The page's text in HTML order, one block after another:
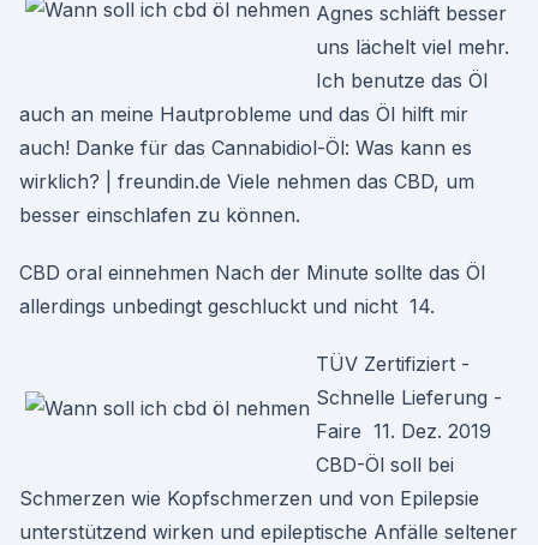
Agnes schläft besser
uns lächelt viel mehr.
Ich benutze das Öl
auch an meine Hautprobleme und das Öl hilft mir
auch! Danke für das Cannabidiol-Öl: Was kann es
wirklich? | freundin.de Viele nehmen das CBD, um
besser einschlafen zu können.
CBD oral einnehmen Nach der Minute sollte das Öl
allerdings unbedingt geschluckt und nicht 14.
TÜV Zertifiziert -
Schnelle Lieferung -
Faire 11. Dez. 2019
CBD-Öl soll bei
Schmerzen wie Kopfschmerzen und von Epilepsie
unterstützend wirken und epileptische Anfälle seltener